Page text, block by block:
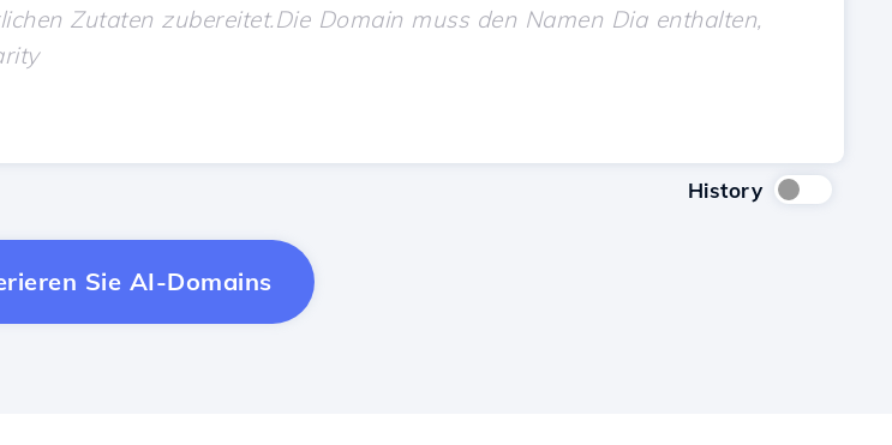
History
Sie AI-Domains